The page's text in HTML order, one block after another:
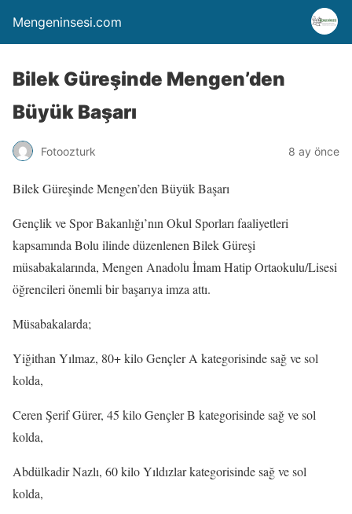
Mengeninsesi.com
Bilek Güreşinde Mengen’den
Büyük Başarı
Fotoozturk 8 ay önce
Bilek Güreşinde Mengen’den Büyük Başarı
Gençlik ve Spor Bakanlığı’nın Okul Sporları faaliyetleri
kapsamında Bolu ilinde düzenlenen Bilek Güreşi
müsabakalarında, Mengen Anadolu İmam Hatip Ortaokulu/Lisesi
öğrencileri önemli bir başarıya imza attı.
Müsabakalarda;
Yiğithan Yılmaz, 80+ kilo Gençler A kategorisinde sağ ve sol
kolda,
Ceren Şerif Gürer, 45 kilo Gençler B kategorisinde sağ ve sol
kolda,
Abdülkadir Nazlı, 60 kilo Yıldızlar kategorisinde sağ ve sol
kolda,